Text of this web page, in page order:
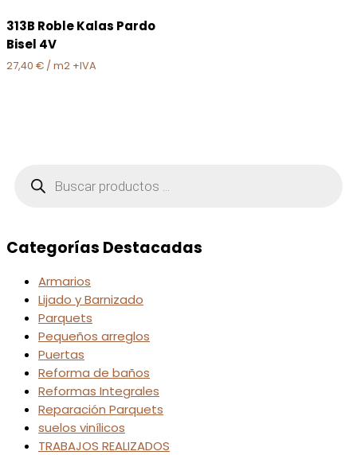
313B Roble Kalas Pardo
Bisel 4V
27,40 € / m2 +IVA
productos
Categorías Destacadas
Armarios
Lijado y Barnizado
Parquets
Pequeños arreglos
Puertas
Reforma de baños
Reformas Integrales
Reparación Parquets
suelos vinílicos
TRABAJOS REALIZADOS